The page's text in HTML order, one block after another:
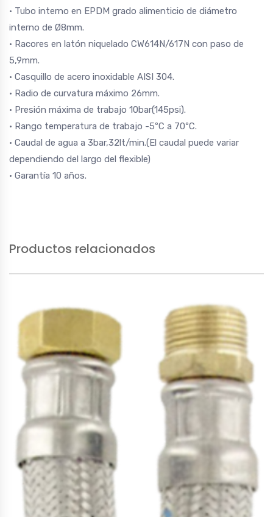
· Tubo interno en EPDM grado alimenticio de diámetro
interno de Ø8mm.
· Racores en latón niquelado CW614N/617N con paso de
5,9mm.
· Casquillo de acero inoxidable AISI 304.
· Radio de curvatura máximo 26mm.
· Presión máxima de trabajo 10bar(145psi).
· Rango temperatura de trabajo -5ºC a 70ºC.
· Caudal de agua a 3bar,32lt/min.(El caudal puede variar
dependiendo del largo del flexible)
· Garantía 10 años.
Productos relacionados